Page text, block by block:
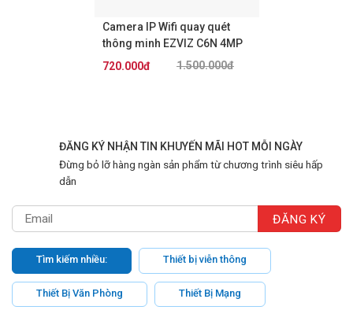
Camera IP Wifi quay quét
thông minh EZVIZ C6N 4MP
1.500.000đ
720.000đ
ĐĂNG KÝ NHẬN TIN KHUYẾN MÃI HOT MỖI NGÀY
Đừng bỏ lỡ hàng ngàn sản phẩm từ chương trình siêu hấp
dẫn
Tìm kiếm nhiều: Thiết bị viễn thông
Thiết Bị Văn Phòng Thiết Bị Mạng